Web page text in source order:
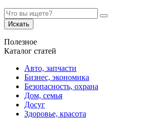
Искать
Полезное
Каталог статей
Авто, запчасти
Бизнес, экономика
Безопасность, охрана
Дом, семья
Досуг
Здоровье, красота